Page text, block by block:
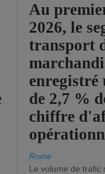
Au
2026, le
transport
enregistré
de 2,7 %
chiffre
Rome
Le volume de trafic